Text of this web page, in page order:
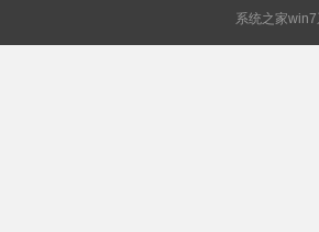
系统之家